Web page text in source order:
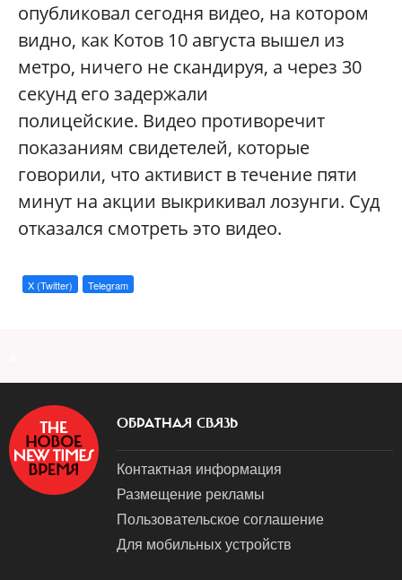
опубликовал сегодня видео, на котором
видно, как Котов 10 августа вышел из
метро, ничего не скандируя, а через 30
секунд его задержали
полицейские. Видео противоречит
показаниям свидетелей, которые
говорили, что активист в течение пяти
минут на акции выкрикивал лозунги. Суд
отказался смотреть это видео.
X (Twitter) Telegram
ОБРАТНАЯ СВЯЗЬ
Контактная информация
Размещение рекламы
Пользовательское соглашение
Для мобильных устройств